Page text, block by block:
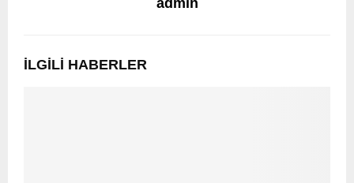
admin
İLGILI HABERLER